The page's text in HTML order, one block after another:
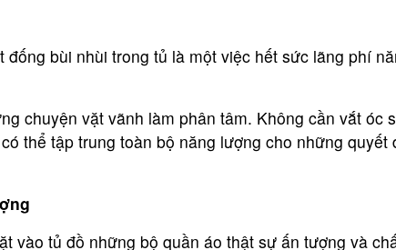
bùi nhùi trong tủ là một việc hết sức lãng phí
chuyện vặt vãnh làm phân tâm. Không cần vắt óc
thể tập trung toàn bộ năng lượng cho những quyết
vào tủ đồ những bộ quần áo thật sự ấn tượng và